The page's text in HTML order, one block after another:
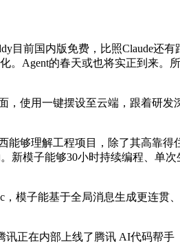
前国内版免费，比照Claude还有
Agent的春天或也将实正到来。
用一键摆设至云端，跟着研发
理解工程项目，除了其高靠得
新模子能够30小时持续编程、单
子能基于全局消息生成更连贯
在内部上线了腾讯 AI代码帮手